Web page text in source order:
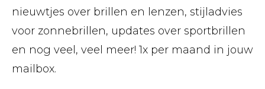
nieuwtjes over brillen en lenzen, stijladvies
voor zonnebrillen, updates over sportbrillen
en nog veel, veel meer! 1x per maand in jouw
mailbox.